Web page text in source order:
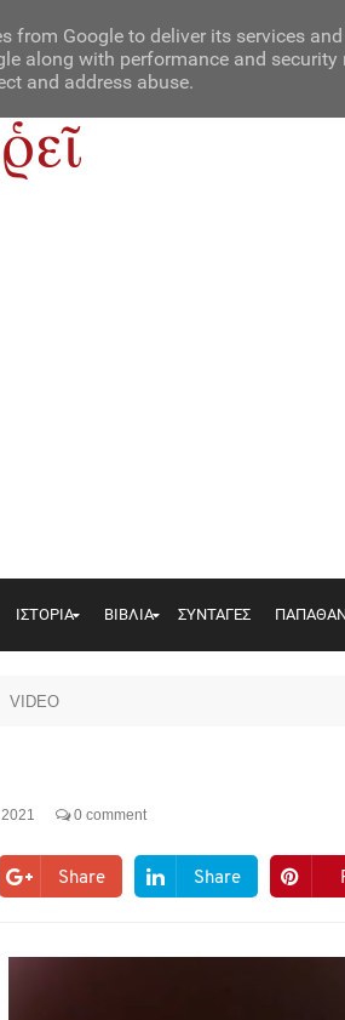
Us
ΙΣΤΟΡΙΑ ΒΙΒΛΙΑ ΣΥΝΤΑΓΕΣ
VIDEO
2021 0 comment
Share Share
from Google to deliver its services
along with performance and
and address abuse.